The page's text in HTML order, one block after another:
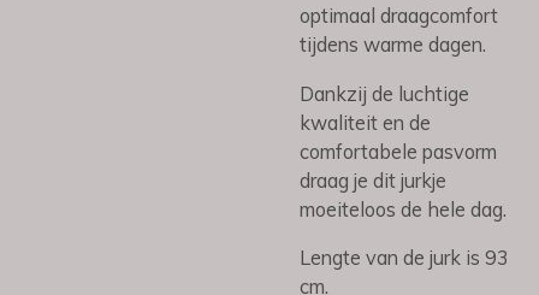
optimaal draagcomfort
tijdens warme dagen.
Dankzij de luchtige
kwaliteit en de
comfortabele pasvorm
draag je dit jurkje
moeiteloos de hele dag.
Lengte van de jurk is 93
cm.